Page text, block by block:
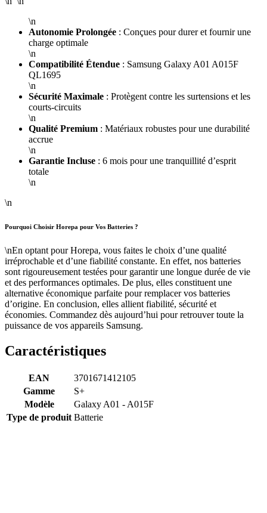
\n
Autonomie Prolongée : Conçues pour durer et fournir une
charge optimale
\n
Compatibilité Étendue : Samsung Galaxy A01 A015F
QL1695
\n
Sécurité Maximale : Protègent contre les surtensions et les
courts-circuits
\n
Qualité Premium : Matériaux robustes pour une durabilité
accrue
\n
Garantie Incluse : 6 mois pour une tranquillité d’esprit
totale
\n
\n
Pourquoi Choisir Horepa pour Vos Batteries ?
\nEn optant pour Horepa, vous faites le choix d’une qualité
irréprochable et d’une fiabilité constante. En effet, nos batteries
sont rigoureusement testées pour garantir une longue durée de vie
et des performances optimales. De plus, elles constituent une
alternative économique parfaite pour remplacer vos batteries
d’origine. En conclusion, elles allient fiabilité, sécurité et
économies. Commandez dès aujourd’hui pour retrouver toute la
puissance de vos appareils Samsung.
Caractéristiques
EAN
3701671412105
Gamme
S+
Modèle
Galaxy A01 - A015F
Type de produit Batterie